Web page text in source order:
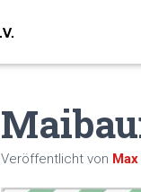
Veröffentlicht von